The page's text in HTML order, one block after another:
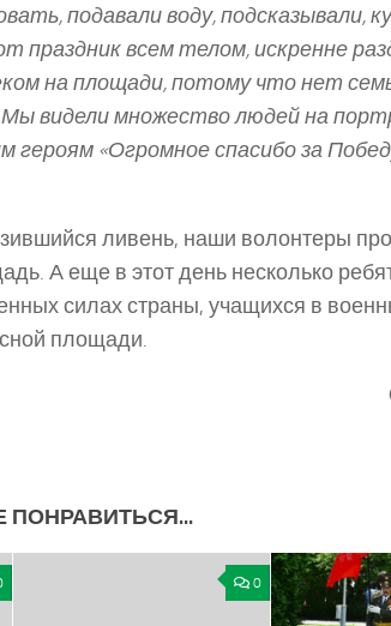
подавали воду, подсказывали,
праздник всем телом, искренне
на площади, потому что нет
Мы видели множество людей на
героям «Огромное спасибо за
ливень, наши волонтеры
А еще в этот день несколько
силах страны, учащихся в
площади.
0